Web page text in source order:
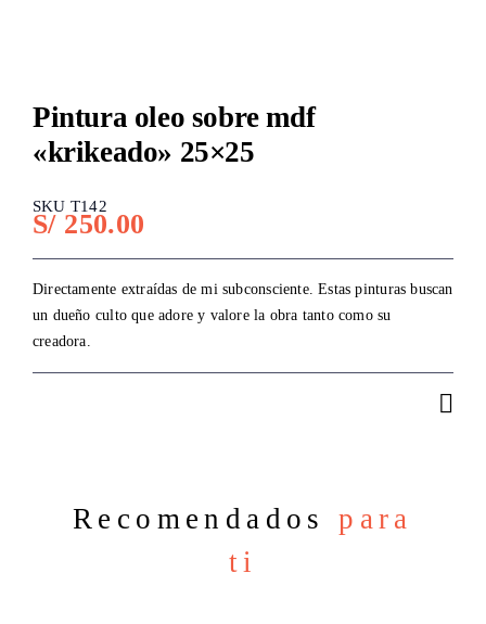
Pintura oleo sobre mdf
«krikeado» 25×25
SKU T142
S/250.00
Directamente extraídas de mi subconsciente. Estas pinturas buscan
un dueño culto que adore y valore la obra tanto como su
creadora.
Recomendadospara
ti